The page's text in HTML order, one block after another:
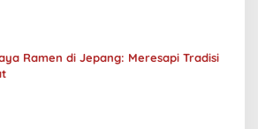
Ramen di Jepang: Meresapi Tradisi